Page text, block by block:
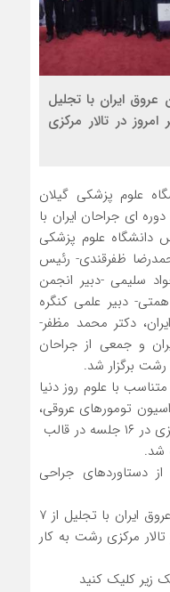
عروق ایران با تجلیل
امروز در تالار مرکزی
علوم پزشکی گیلان
ای جراحان ایران با
دانشگاه علوم پزشکی
ظفرقندی- رئیس
سلیمی -دبیر انجمن
دبیر علمی کنگره
دکتر محمد مظفر-
و جمعی از جراحان
برگزار شد.
با علوم روز دنیا
تومور‌های عروقی،
بیماری عروق نانوری و بیماران دیالیزی در ۱۶ جلسه در قالب
دستاورد‌های جراحی
کنگره میان دوره‌ای انجمن جراحان عروق ایران با تجلیل از ۷
تالار مرکزی رشت به کار
زیر کلیک کنید